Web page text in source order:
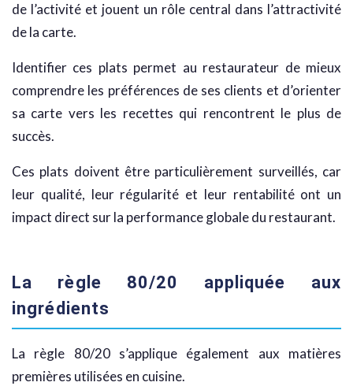
de l’activité et jouent un rôle central dans l’attractivité
de la carte.
Identifier ces plats permet au restaurateur de mieux
comprendre les préférences de ses clients et d’orienter
sa carte vers les recettes qui rencontrent le plus de
succès.
Ces plats doivent être particulièrement surveillés, car
leur qualité, leur régularité et leur rentabilité ont un
impact direct sur la performance globale du restaurant.
La règle 80/20 appliquée aux
ingrédients
La règle 80/20 s’applique également aux matières
premières utilisées en cuisine.